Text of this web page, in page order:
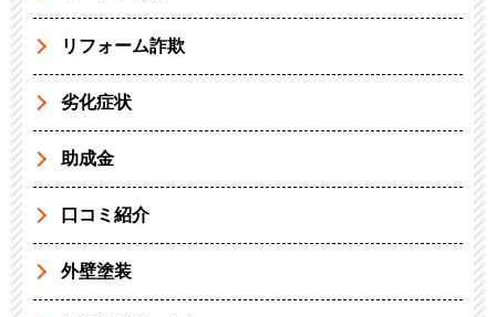
リフォーム詐欺
劣化症状
助成金
口コミ紹介
外壁塗装